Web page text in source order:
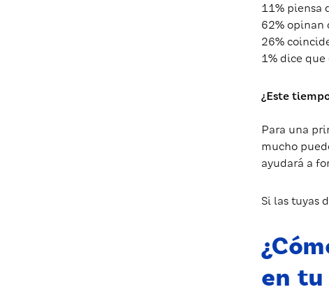
11% piensa
62% opinan
26%
1% dice
¿Este
Para una
mucho
ayudará a
Si las tuyas
en